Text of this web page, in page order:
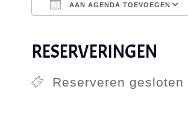
AAN AGENDA TOEVOEGEN
RESERVERINGEN
Reserveren gesloten